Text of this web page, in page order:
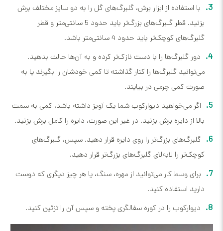
با استفاده از ابزار برش، گلبرگ‌های گل را به دو سایز مختلف برش
بزنید. قطر گلبرگ‌های بزرگ‌تر باید حدود 5 سانتی‌متر و قطر
گلبرگ‌های کوچک‌تر باید حدود 4 سانتی‌متر باشد.
دور گلبرگ‌ها را با دست نازک‌تر کرده و به آن‌ها حالت بدهید.
می‌توانید گلبرگ‌ها را کنار گذاشته تا کمی خودشان را بگیرند یا به
صورت کمی چرمی در بیایند.
اگر می‌خواهید دیوارکوب شما یک آویز داشته باشد، کمی به سمت
بالا از دایره برش بزنید. در غیر این صورت، دایره را کامل برش بزنید.
گلبرگ‌های بزرگ‌تر را روی دایره قرار دهید. سپس، گلبرگ‌های
کوچک‌تر را لابه‌لای گلبرگ‌های بزرگ‌تر قرار دهید.
برای وسط کار می‌توانید از مهره، سنگ، یا هر چیز دیگری که دوست
دارید استفاده کنید.
دیوارکوب را در کوره سفالگری پخته و سپس آن را تزئین کنید.